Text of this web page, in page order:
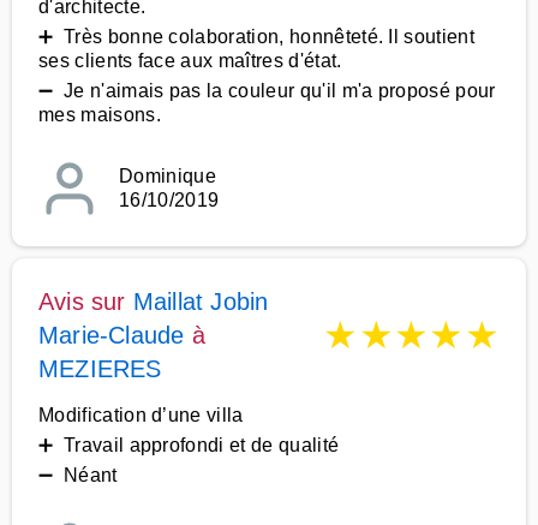
d'architecte.
➕ Très bonne colaboration, honnêteté. Il soutient
ses clients face aux maîtres d'état.
➖ Je n'aimais pas la couleur qu'il m'a proposé pour
mes maisons.
Dominique
16/10/2019
Avis sur Maillat Jobin
Marie-Claude à
MEZIERES
★★★★★
Modification d’une villa
➕ Travail approfondi et de qualité
➖ Néant